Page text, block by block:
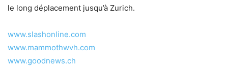
le long déplacement jusqu’à Zurich.
www.slashonline.com
www.mammothwvh.com
www.goodnews.ch